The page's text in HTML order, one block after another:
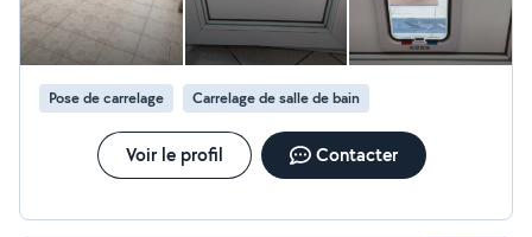
Pose de carrelage Carrelage de salle de bain
Voir le profil Contacter